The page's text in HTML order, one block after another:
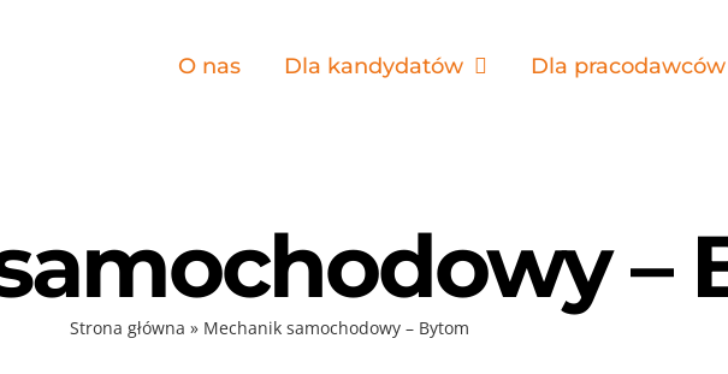
O nas Dla kandydatów Dla pracodawców
–
Strona główna » Mechanik samochodowy – Bytom